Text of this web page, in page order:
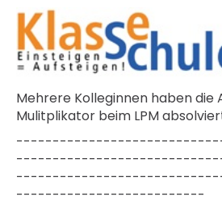
Mehrere Kolleginnen haben die
Mulitplikator beim LPM
--------------------------